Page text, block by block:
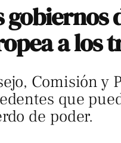
gobiernos
a los
Comisión y
que
de poder.